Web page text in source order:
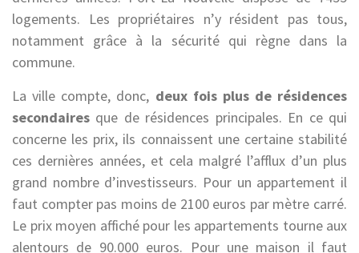
logements. Les propriétaires n’y résident pas tous,
notamment grâce à la sécurité qui règne dans la
commune.
La ville compte, donc, deux fois plus de résidences
secondaires que de résidences principales. En ce qui
concerne les prix, ils connaissent une certaine stabilité
ces dernières années, et cela malgré l’afflux d’un plus
grand nombre d’investisseurs. Pour un appartement il
faut compter pas moins de 2100 euros par mètre carré.
Le prix moyen affiché pour les appartements tourne aux
alentours de 90.000 euros. Pour une maison il faut